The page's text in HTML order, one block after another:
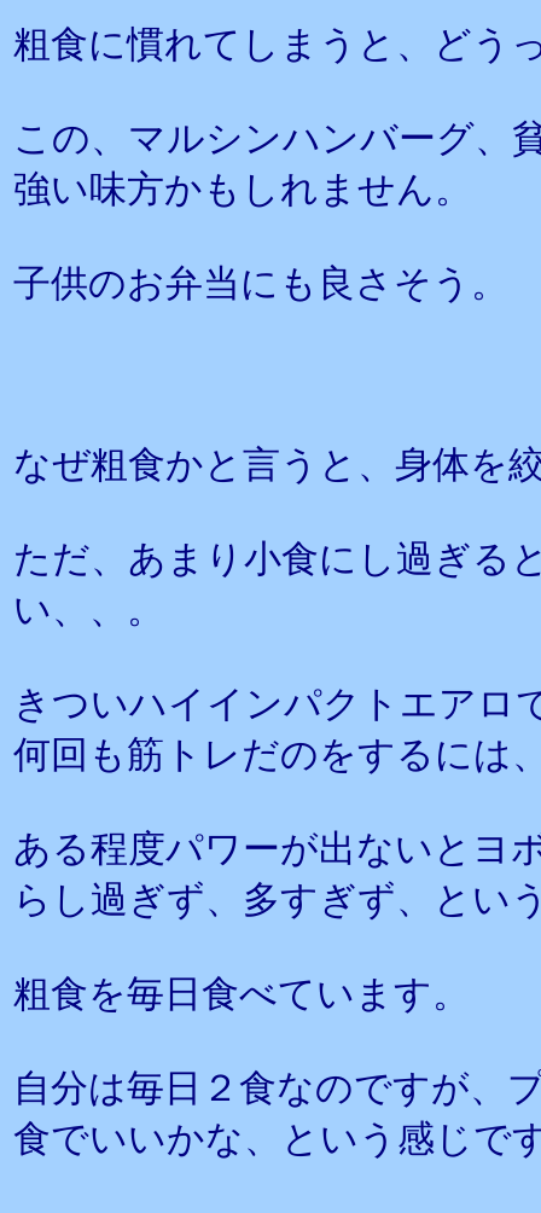
粗食に慣れてしまうと、どう
この、マルシンハンバーグ、
強い味方かもしれません。
子供のお弁当にも良さそう。
なぜ粗食かと言うと、身体を
ただ、あまり小食にし過ぎる
い、、。
きついハイインパクトエアロ
何回も筋トレだのをするには
ある程度パワーが出ないとヨ
らし過ぎず、多すぎず、とい
粗食を毎日食べています。
自分は毎日２食なのですが、
食でいいかな、という感じで